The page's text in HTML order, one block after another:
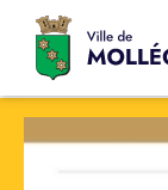
Accéder au contenu